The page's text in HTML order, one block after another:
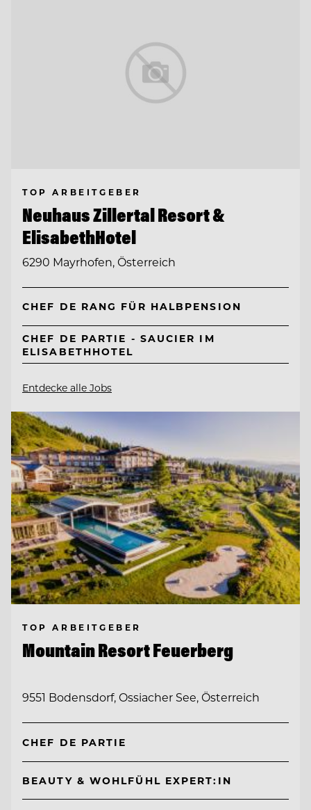
TOP ARBEITGEBER
Neuhaus Zillertal Resort &
ElisabethHotel
6290 Mayrhofen, Österreich
CHEF DE RANG FÜR HALBPENSION
CHEF DE PARTIE - SAUCIER IM
ELISABETHHOTEL
Entdecke alle Jobs
TOP ARBEITGEBER
Mountain Resort Feuerberg
9551 Bodensdorf, Ossiacher See, Österreich
CHEF DE PARTIE
BEAUTY & WOHLFÜHL EXPERT:IN